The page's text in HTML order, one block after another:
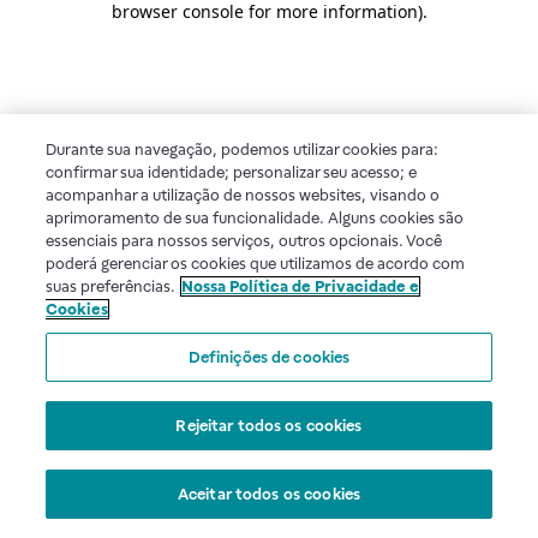
browser console for more information).
Durante sua navegação, podemos utilizar cookies para:
confirmar sua identidade; personalizar seu acesso; e
acompanhar a utilização de nossos websites, visando o
aprimoramento de sua funcionalidade. Alguns cookies são
essenciais para nossos serviços, outros opcionais. Você
poderá gerenciar os cookies que utilizamos de acordo com
suas preferências. Nossa Política de Privacidade e
Cookies
Definições de cookies
Rejeitar todos os cookies
Aceitar todos os cookies